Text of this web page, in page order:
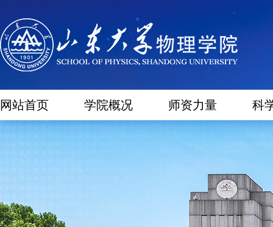
网站首页 学院概况 师资力量 科